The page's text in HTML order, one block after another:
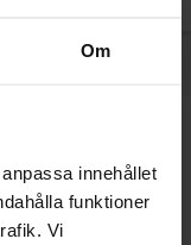
Om
innehållet
funktioner
Vi